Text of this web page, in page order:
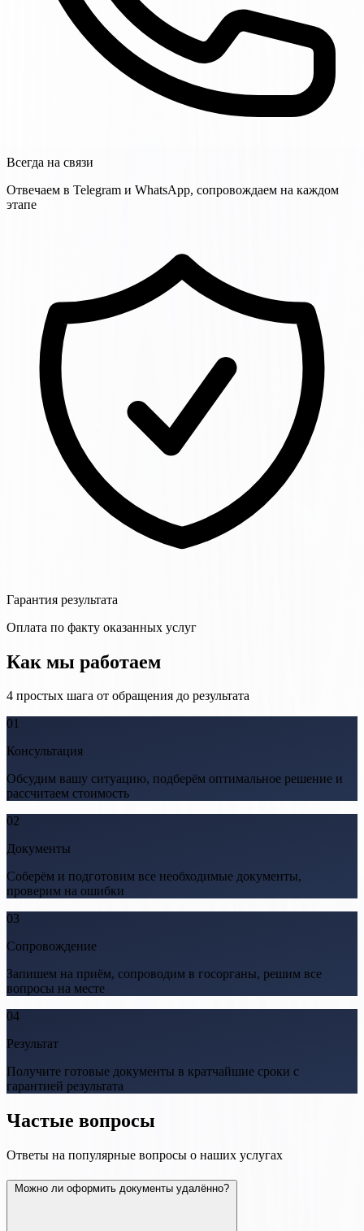
Всегда на связи
Отвечаем в Telegram и WhatsApp, сопровождаем на каждом
этапе
Гарантия результата
Оплата по факту оказанных услуг
Как мы работаем
4 простых шага от обращения до результата
01
Консультация
Обсудим вашу ситуацию, подберём оптимальное решение и
рассчитаем стоимость
02
Документы
Соберём и подготовим все необходимые документы,
проверим на ошибки
03
Сопровождение
Запишем на приём, сопроводим в госорганы, решим все
вопросы на месте
04
Результат
Получите готовые документы в кратчайшие сроки с
гарантией результата
Частые вопросы
Ответы на популярные вопросы о наших услугах
Можно ли оформить документы удалённо?